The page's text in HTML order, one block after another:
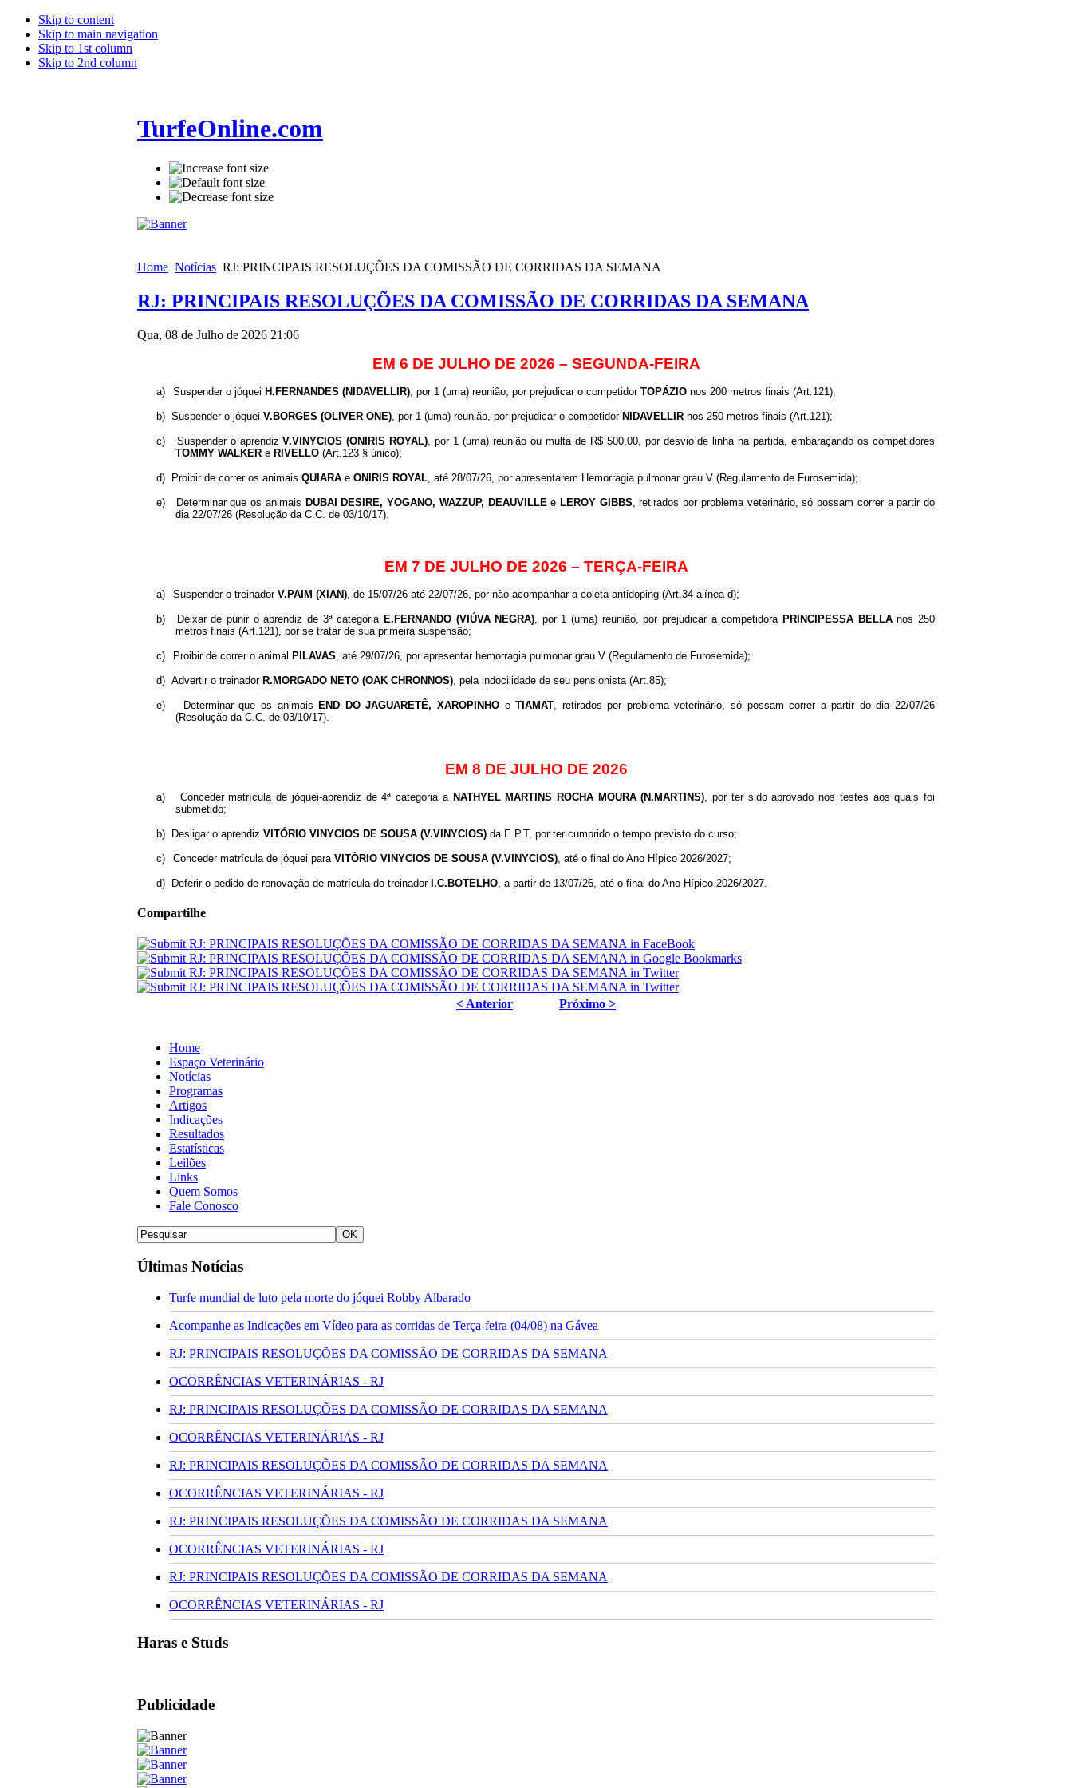
Skip to content
Skip to main navigation
Skip to 1st column
Skip to 2nd column
TurfeOnline.com
Home Notícias RJ: PRINCIPAIS RESOLUÇÕES DA COMISSÃO DE CORRIDAS DA SEMANA
RJ: PRINCIPAIS RESOLUÇÕES DA COMISSÃO DE CORRIDAS DA SEMANA
Qua, 08 de Julho de 2026 21:06
EM 6 DE JULHO DE 2026 – SEGUNDA-FEIRA
a) Suspender o jóquei H.FERNANDES (NIDAVELLIR) , por 1 (uma) reunião, por prejudicar o competidor TOPÁZIO nos 200 metros finais (Art.121);
b) Suspender o jóquei V.BORGES (OLIVER ONE) , por 1 (uma) reunião, por prejudicar o competidor NIDAVELLIR nos 250 metros finais (Art.121);
c) Suspender o aprendizV.VINYCIOS (ONIRIS ROYAL) , por 1 (uma) reunião ou multa de R$ 500,00, por desvio de linha na partida, embaraçando os competidores
TOMMY WALKER e RIVELLO (Art.123 § único);
d) Proibir de correr os animais QUIARA e ONIRIS ROYAL , até 28/07/26, por apresentarem Hemorragia pulmonar grau V (Regulamento de Furosemida);
e) Determinar que os animais DUBAI DESIRE, YOGANO, WAZZUP, DEAUVILLE e LEROY GIBBS , retirados por problema veterinário, só possam correr a partir do
dia 22/07/26 (Resolução da C.C. de 03/10/17).
EM 7 DE JULHO DE 2026 – TERÇA-FEIRA
a) Suspender o treinador V.PAIM (XIAN) , de 15/07/26 até 22/07/26, por não acompanhar a coleta antidoping (Art.34 alínea d);
b) Deixar de punir o aprendiz de 3ª categoria E.FERNANDO (VIÚVA NEGRA) , por 1 (uma) reunião, por prejudicar a competidoraPRINCIPESSA BELLAnos 250
metros finais (Art.121), por se tratar de sua primeira suspensão;
c) Proibir de correr o animal PILAVAS , até 29/07/26, por apresentar hemorragia pulmonar grau V (Regulamento de Furosemida);
d) Advertir o treinador R.MORGADO NETO (OAK CHRONNOS) , pela indocilidade de seu pensionista (Art.85);
e) Determinar que os animaisEND DO JAGUARETÊ, XAROPINHOeTIAMAT , retirados por problema veterinário, só possam correr a partir do dia 22/07/26
(Resolução da C.C. de 03/10/17).
EM 8 DE JULHO DE 2026
a) Conceder matrícula de jóquei-aprendiz de 4ª categoria a NATHYEL MARTINS ROCHA MOURA (N.MARTINS) , por ter sido aprovado nos testes aos quais foi
submetido;
b) Desligar o aprendiz VITÓRIO VINYCIOS DE SOUSA (V.VINYCIOS) da E.P.T, por ter cumprido o tempo previsto do curso;
c) Conceder matrícula de jóquei para VITÓRIO VINYCIOS DE SOUSA (V.VINYCIOS) , até o final do Ano Hípico 2026/2027;
d) Deferir o pedido de renovação de matrícula do treinador I.C.BOTELHO , a partir de 13/07/26, até o final do Ano Hípico 2026/2027.
Compartilhe
< Anterior Próximo >
Home
Espaço Veterinário
Notícias
Programas
Artigos
Indicações
Resultados
Estatísticas
Leilões
Links
Quem Somos
Fale Conosco
Últimas Notícias
Turfe mundial de luto pela morte do jóquei Robby Albarado
Acompanhe as Indicações em Vídeo para as corridas de Terça-feira (04/08) na Gávea
RJ: PRINCIPAIS RESOLUÇÕES DA COMISSÃO DE CORRIDAS DA SEMANA
OCORRÊNCIAS VETERINÁRIAS - RJ
RJ: PRINCIPAIS RESOLUÇÕES DA COMISSÃO DE CORRIDAS DA SEMANA
OCORRÊNCIAS VETERINÁRIAS - RJ
RJ: PRINCIPAIS RESOLUÇÕES DA COMISSÃO DE CORRIDAS DA SEMANA
OCORRÊNCIAS VETERINÁRIAS - RJ
RJ: PRINCIPAIS RESOLUÇÕES DA COMISSÃO DE CORRIDAS DA SEMANA
OCORRÊNCIAS VETERINÁRIAS - RJ
RJ: PRINCIPAIS RESOLUÇÕES DA COMISSÃO DE CORRIDAS DA SEMANA
OCORRÊNCIAS VETERINÁRIAS - RJ
Haras e Studs
Publicidade